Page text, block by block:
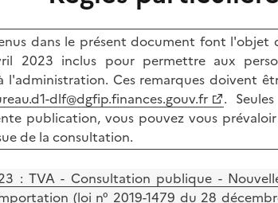
dans le présent document font
2023 inclus pour permettre aux
l'administration. Ces remarques doivent
dlf@dgfip.finances.gouv.fr
.
publication, vous pouvez vous
de la consultation.
: TVA - Consultation publique -
(loi n° 2019-1479 du 28